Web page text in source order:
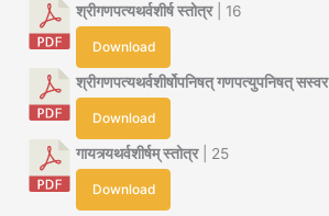
श्रीगणपत्यथर्वशीर्ष स्तोत्र| 16
Download
श्रीगणपत्यथर्वशीर्षोपनिषत् गणपत्युपनिषत्
Download
गायत्र्यथर्वशीर्षम् स्तोत्र| 25
Download